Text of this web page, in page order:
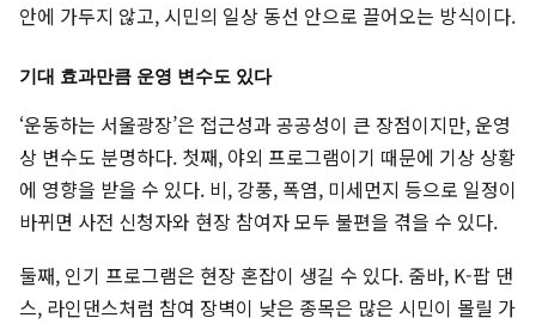
안에 가두지 않고, 시민의 일상 동선 안으로 끌어오는 방식이다.
기대 효과만큼 운영 변수도 있다
‘운동하는 서울광장’은 접근성과 공공성이 큰 장점이지만, 운영
상 변수도 분명하다. 첫째, 야외 프로그램이기 때문에 기상 상황
에 영향을 받을 수 있다. 비, 강풍, 폭염, 미세먼지 등으로 일정이
바뀌면 사전 신청자와 현장 참여자 모두 불편을 겪을 수 있다.
둘째, 인기 프로그램은 현장 혼잡이 생길 수 있다. 줌바, K-팝 댄
스, 라인댄스처럼 참여 장벽이 낮은 종목은 많은 시민이 몰릴 가